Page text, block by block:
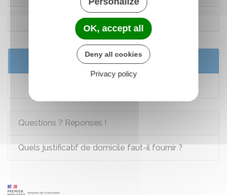
Outre-mer
Services en ligne et formulaires
Questions ? Réponses !
Quels justificatif de domicile faut-il fournir ?
OK, accept all
Deny all cookies
Privacy policy